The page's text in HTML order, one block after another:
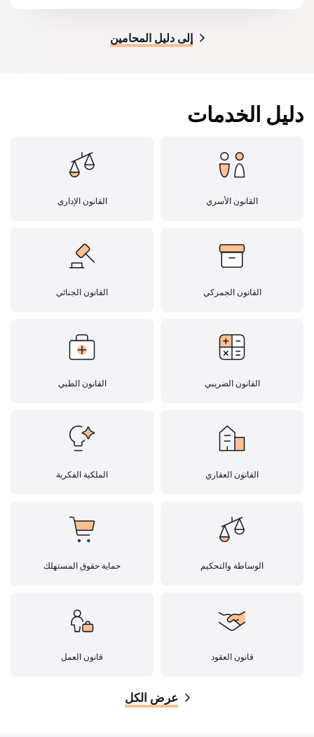
إلى دليل المحامين
دليل الخدمات
القانون الأسري القانون الإداري
القانون الجمركي القانون الجنائي
القانون الضريبي القانون الطبي
القانون العقاري الملكية الفكرية
الوساطة والتحكيم حماية حقوق المستهلك
قانون العقود قانون العمل
عرض الكل